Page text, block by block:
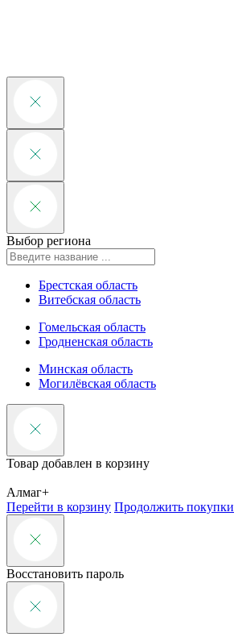
Выбор региона
Брестская область
Витебская область
Гомельская область
Гродненская область
Минская область
Могилёвская область
Товар добавлен в корзину
Алмаг+
Перейти в корзину Продолжить покупки
Восстановить пароль